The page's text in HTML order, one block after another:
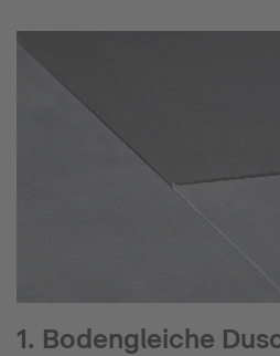
1. Bodengleiche